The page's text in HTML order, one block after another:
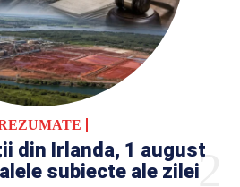
din Irlanda, 1 august
subiecte ale zilei